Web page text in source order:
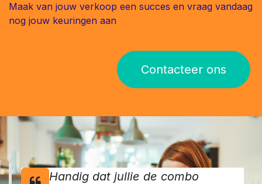
Maak van jouw verkoop een succes en vraag vandaag
nog jouw keuringen aan
Contacteer ons
Handig dat jullie de combo